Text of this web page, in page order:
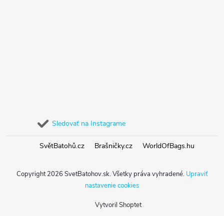
Sledovať na Instagrame
SvětBatohů.cz Brašničky.cz WorldOfBags.hu
Vytvoril Shoptet
Copyright 2026 SvetBatohov.sk. Všetky práva vyhradené. Upraviť
nastavenie cookies